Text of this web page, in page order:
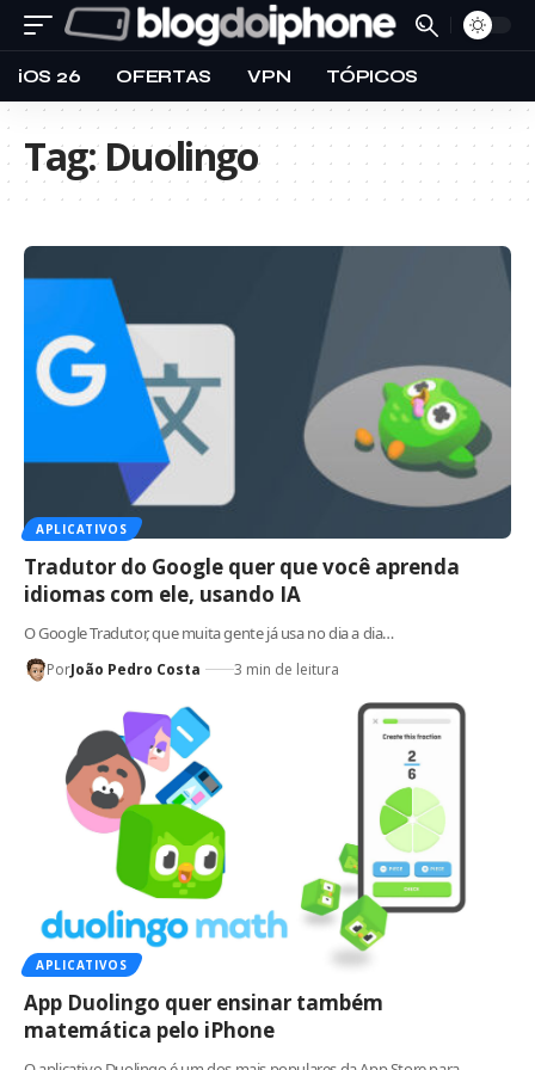
iOS 26 OFERTAS VPN TÓPICOS
Tag:Duolingo
APLICATIVOS
Tradutor do Google quer que você aprenda
idiomas com ele, usando IA
O Google Tradutor, que muita gente já usa no dia a dia…
PorJoão Pedro Costa 3 min de leitura
APLICATIVOS
App Duolingo quer ensinar também
matemática pelo iPhone